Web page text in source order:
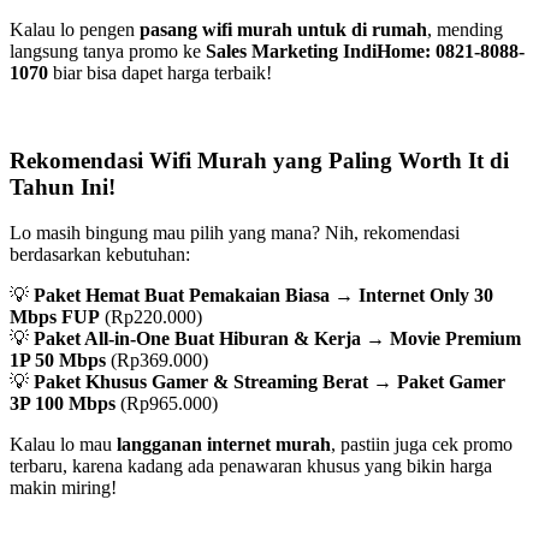
Kalau lo pengen pasang wifi murah untuk di rumah, mending
langsung tanya promo ke Sales Marketing IndiHome: 0821-8088-
1070 biar bisa dapet harga terbaik!
Rekomendasi Wifi Murah yang Paling Worth It di
Tahun Ini!
Lo masih bingung mau pilih yang mana? Nih, rekomendasi
berdasarkan kebutuhan:
💡 Paket Hemat Buat Pemakaian Biasa → Internet Only 30
Mbps FUP (Rp220.000)
💡 Paket All-in-One Buat Hiburan & Kerja → Movie Premium
1P 50 Mbps (Rp369.000)
💡 Paket Khusus Gamer & Streaming Berat → Paket Gamer
3P 100 Mbps (Rp965.000)
Kalau lo mau langganan internet murah, pastiin juga cek promo
terbaru, karena kadang ada penawaran khusus yang bikin harga
makin miring!